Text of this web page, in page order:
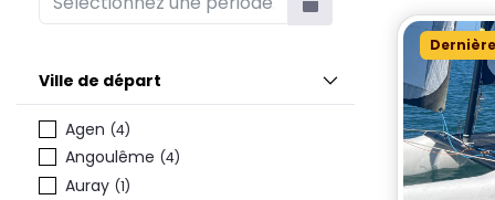
Ville de départ
Agen (4)
Angoulême (4)
Auray (1)